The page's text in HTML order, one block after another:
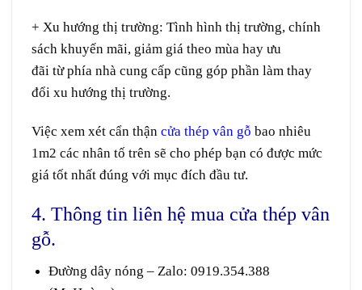
+ Xu hướng thị trường: Tình hình thị trường, chính
sách khuyến mãi, giảm giá theo mùa hay ưu
đãi từphía nhà cung cấp cũng góp phần làm thay
đổi xu hướng thị trường.
Việc xem xét cẩn thận cửa thép vân gỗ bao nhiêu
1m2 các nhân tố trên sẽ cho phép bạn có được mức
giá tốt nhất đúng với mục đích đầu tư.
4. Thông tin liên hệ mua cửa thép vân
gỗ.
Đường dây nóng – Zalo: 0919.354.388